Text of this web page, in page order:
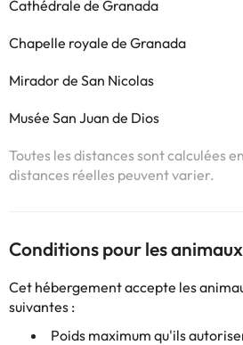
Cathédrale de Granada
Chapelle royale de Granada
Mirador de San Nicolas
Musée San Juan de Dios
Toutes les distances sont calculées
distances réelles peuvent varier.
Conditions pour les
Cet hébergement accepte les
suivantes :
Poids maximum qu'ils